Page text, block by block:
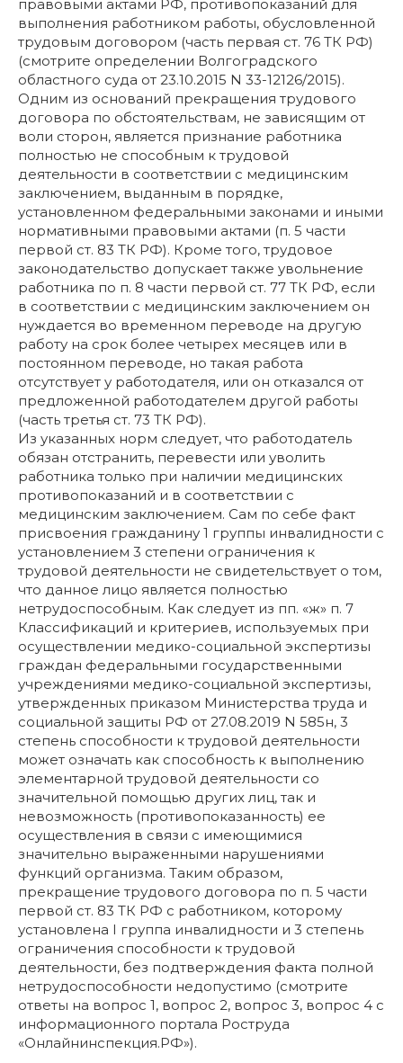
правовыми актами РФ, противопоказаний для
выполнения работником работы, обусловленной
трудовым договором (часть первая ст. 76 ТК РФ)
(смотрите определении Волгоградского
областного суда от 23.10.2015 N 33-12126/2015).
Одним из оснований прекращения трудового
договора по обстоятельствам, не зависящим от
воли сторон, является признание работника
полностью не способным к трудовой
деятельности в соответствии с медицинским
заключением, выданным в порядке,
установленном федеральными законами и иными
нормативными правовыми актами (п. 5 части
первой ст. 83 ТК РФ). Кроме того, трудовое
законодательство допускает также увольнение
работника по п. 8 части первой ст. 77 ТК РФ, если
в соответствии с медицинским заключением он
нуждается во временном переводе на другую
работу на срок более четырех месяцев или в
постоянном переводе, но такая работа
отсутствует у работодателя, или он отказался от
предложенной работодателем другой работы
(часть третья ст. 73 ТК РФ).
Из указанных норм следует, что работодатель
обязан отстранить, перевести или уволить
работника только при наличии медицинских
противопоказаний и в соответствии с
медицинским заключением. Сам по себе факт
присвоения гражданину 1 группы инвалидности с
установлением 3 степени ограничения к
трудовой деятельности не свидетельствует о том,
что данное лицо является полностью
нетрудоспособным. Как следует из пп. «ж» п. 7
Классификаций и критериев, используемых при
осуществлении медико-социальной экспертизы
граждан федеральными государственными
учреждениями медико-социальной экспертизы,
утвержденных приказом Министерства труда и
социальной защиты РФ от 27.08.2019 N 585н, 3
степень способности к трудовой деятельности
может означать как способность к выполнению
элементарной трудовой деятельности со
значительной помощью других лиц, так и
невозможность (противопоказанность) ее
осуществления в связи с имеющимися
значительно выраженными нарушениями
функций организма. Таким образом,
прекращение трудового договора по п. 5 части
первой ст. 83 ТК РФ с работником, которому
установлена I группа инвалидности и 3 степень
ограничения способности к трудовой
деятельности, без подтверждения факта полной
нетрудоспособности недопустимо (смотрите
ответы на вопрос 1, вопрос 2, вопрос 3, вопрос 4 с
информационного портала Роструда
«Онлайнинспекция.РФ»).